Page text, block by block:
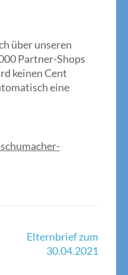
über unseren
Partner-Shops
keinen Cent
eine
Elternbrief zum
30.04.2021